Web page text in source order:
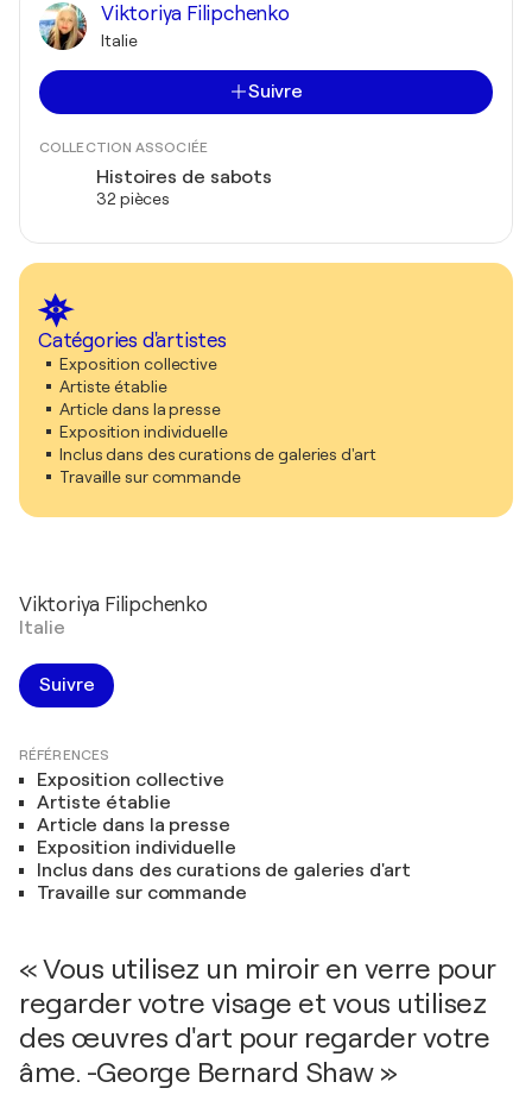
Viktoriya Filipchenko
Italie
Suivre
COLLECTION ASSOCIÉE
Histoires de sabots
32 pièces
Catégories d'artistes
Exposition collective
Artiste établie
Article dans la presse
Exposition individuelle
Inclus dans des curations de galeries d'art
Travaille sur commande
Viktoriya Filipchenko
Italie
Suivre
RÉFÉRENCES
Exposition collective
Artiste établie
Article dans la presse
Exposition individuelle
Inclus dans des curations de galeries d'art
Travaille sur commande
« Vous utilisez un miroir en verre pour
regarder votre visage et vous utilisez
des œuvres d'art pour regarder votre
âme. -George Bernard Shaw »